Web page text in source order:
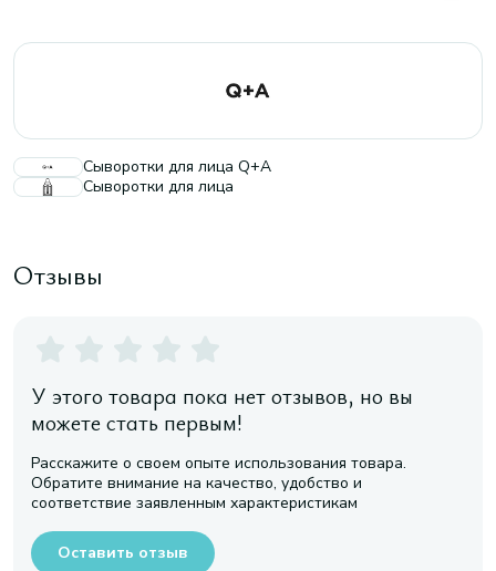
Сыворотки для лица Q+A
Сыворотки для лица
Отзывы
У этого товара пока нет отзывов, но вы
можете стать первым!
Расскажите о своем опыте использования товара.
Обратите внимание на качество, удобство и
соответствие заявленным характеристикам
Оставить отзыв